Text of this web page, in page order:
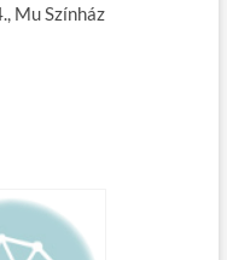
Mu Színház